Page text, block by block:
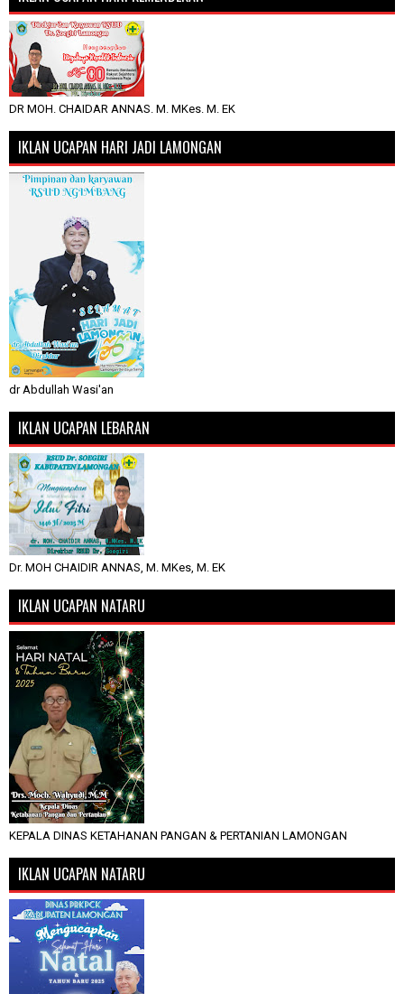
DR MOH. CHAIDAR ANNAS. M. MKes. M. EK
IKLAN UCAPAN HARI JADI LAMONGAN
dr Abdullah Wasi'an
IKLAN UCAPAN LEBARAN
Dr. MOH CHAIDIR ANNAS, M. MKes, M. EK
IKLAN UCAPAN NATARU
KEPALA DINAS KETAHANAN PANGAN & PERTANIAN LAMONGAN
IKLAN UCAPAN NATARU